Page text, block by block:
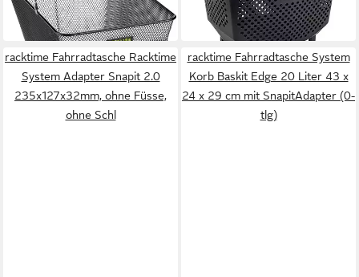
-16%
in 4-5 Werktagen bei dir
racktime Fahrradtasche Racktime
System Adapter Snapit 2.0
235x127x32mm, ohne Füsse,
ohne Schl
racktime Fahrradtasche System
Korb Baskit Edge 20 Liter 43 x
24 x 29 cm mit SnapitAdapter (0-
tlg)